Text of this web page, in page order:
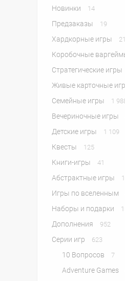
Новинки 14
Предзаказы 19
Хардкорные игры
Коробочные
Стратегические игры
Живые карточные
Семейные игры 1
Вечериночные игры
Детские игры 1 109
Квесты 125
Книги-игры 41
Абстрактные игры
Игры по вселенным
Наборы и подарки
Дополнения 952
Серии игр 623
10 Вопросов 7
Adventure Games